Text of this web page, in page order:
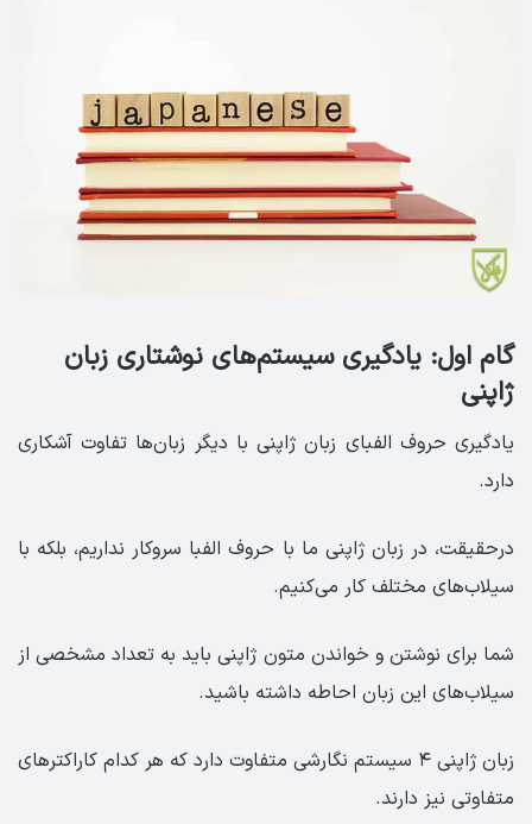
گام اول: یادگیری سیستم‌های نوشتاری زبان
ژاپنی
یادگیری حروف الفبای زبان ژاپنی با دیگر زبان‌ها تفاوت آشکاری
دارد.
درحقیقت، در زبان ژاپنی ما با حروف الفبا سروکار نداریم، بلکه با
سیلاب‌های مختلف کار می‌کنیم.
شما برای نوشتن و خواندن متون ژاپنی باید به تعداد مشخصی از
سیلاب‌های این زبان احاطه داشته باشید.
زبان ژاپنی ۴ سیستم نگارشی متفاوت دارد که هر کدام کاراکترهای
متفاوتی نیز دارند.